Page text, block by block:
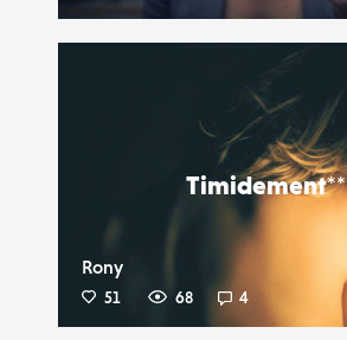
Timidement**
Rony
51 68 4